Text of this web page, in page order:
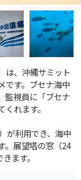
は、沖縄サミット
です。ブセナ海中
監視員に「ブセナ
れます。
が利用でき、海中
。展望塔の窓（24
ます。